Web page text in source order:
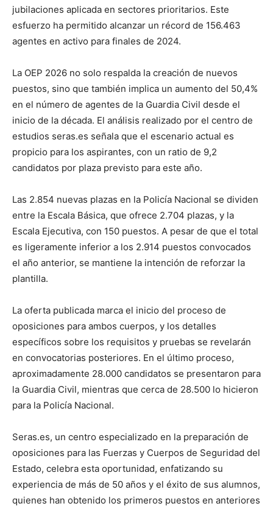
jubilaciones aplicada en sectores prioritarios. Este
esfuerzo ha permitido alcanzar un récord de 156.463
agentes en activo para finales de 2024.
La OEP 2026 no solo respalda la creación de nuevos
puestos, sino que también implica un aumento del 50,4%
en el número de agentes de la Guardia Civil desde el
inicio de la década. El análisis realizado por el centro de
estudios seras.es señala que el escenario actual es
propicio para los aspirantes, con un ratio de 9,2
candidatos por plaza previsto para este año.
Las 2.854 nuevas plazas en la Policía Nacional se dividen
entre la Escala Básica, que ofrece 2.704 plazas, y la
Escala Ejecutiva, con 150 puestos. A pesar de que el total
es ligeramente inferior a los 2.914 puestos convocados
el año anterior, se mantiene la intención de reforzar la
plantilla.
La oferta publicada marca el inicio del proceso de
oposiciones para ambos cuerpos, y los detalles
específicos sobre los requisitos y pruebas se revelarán
en convocatorias posteriores. En el último proceso,
aproximadamente 28.000 candidatos se presentaron para
la Guardia Civil, mientras que cerca de 28.500 lo hicieron
para la Policía Nacional.
Seras.es, un centro especializado en la preparación de
oposiciones para las Fuerzas y Cuerpos de Seguridad del
Estado, celebra esta oportunidad, enfatizando su
experiencia de más de 50 años y el éxito de sus alumnos,
quienes han obtenido los primeros puestos en anteriores